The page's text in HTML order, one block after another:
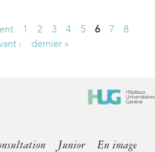
1 2 3 4 5 6 7
8
› dernier »
Junior
En image